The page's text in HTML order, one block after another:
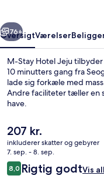
Næste
76+
OversigtVærelser
M-Stay Hotel Jeju
10 minutters gang fra
lade sig forkæle med
Andre faciliteter tæller en
have.
Den
nuværende
pris
er
207 kr.
207 kr.
inkluderer skatter og gebyrer
7. sep. - 8. sep.
Anmeldelser
8,08,0 ud af 10.
Rigtig godtVis